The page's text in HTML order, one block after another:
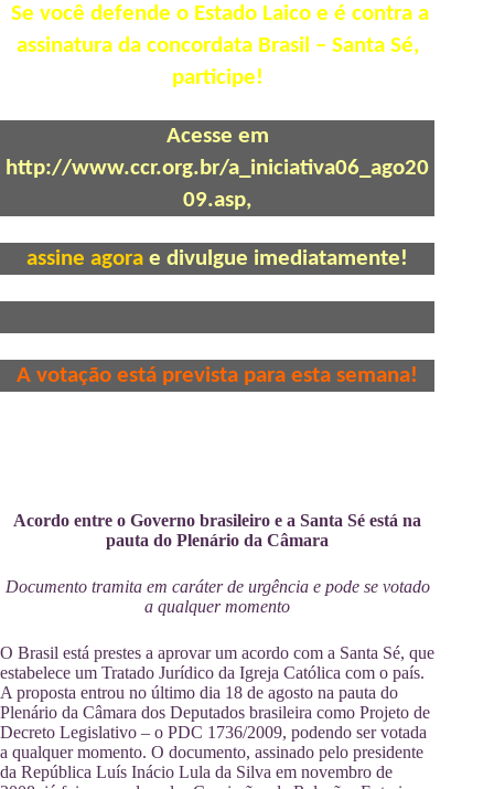
Se você defende o Estado Laico e é contra a
assinatura da concordata Brasil – Santa Sé,
participe!
Acesse em
http://www.ccr.org.br/a_iniciativa06_ago20
09.asp,
assine agora e divulgue imediatamente!
A votação está prevista para esta semana!
Acordo entre o Governo brasileiro e a Santa Sé está na
pauta do Plenário da Câmara
Documento tramita em caráter de urgência e pode se votado
a qualquer momento
O Brasil está prestes a aprovar um acordo com a Santa Sé, que
estabelece um Tratado Jurídico da Igreja Católica com o país.
A proposta entrou no último dia 18 de agosto na pauta do
Plenário da Câmara dos Deputados brasileira como Projeto de
Decreto Legislativo – o PDC 1736/2009, podendo ser votada
a qualquer momento. O documento, assinado pelo presidente
da República Luís Inácio Lula da Silva em novembro de